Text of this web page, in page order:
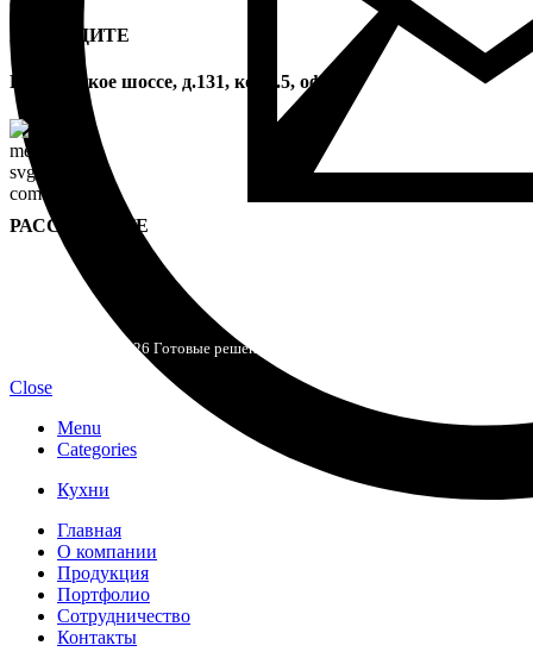
ПРИХОДИТЕ
Варшавское шоссе, д.131, корп.5, оф.24
РАССКАЖИТЕ
2020-2026 Готовые решения и кухни на заказ
Close
Menu
Categories
Кухни
Главная
О компании
Продукция
Портфолио
Сотрудничество
Контакты